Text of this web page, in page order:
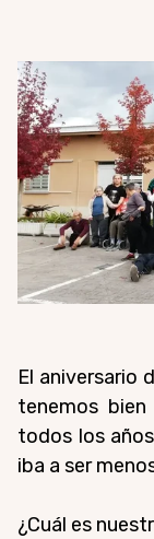
El aniversario
tenemos
todos los
iba a ser
¿Cuál es